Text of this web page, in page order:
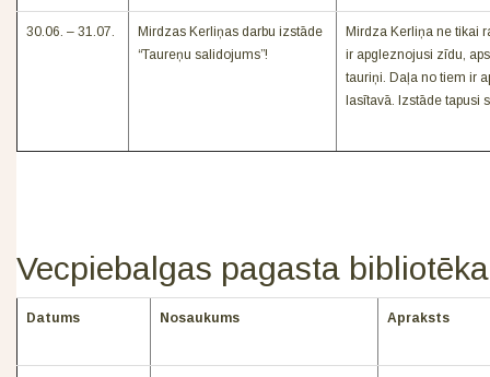
30.06. – 31.07.
Mirdzas Kerliņas darbu izstāde
“Taureņu salidojums”!
Mirdza Kerliņa ne tikai
ir apgleznojusi zīdu,
tauriņi. Daļa no tiem ir
lasītavā. Izstāde tapusi
Vecpiebalgas pagasta bibliotēka
Datums Nosaukums Apraksts